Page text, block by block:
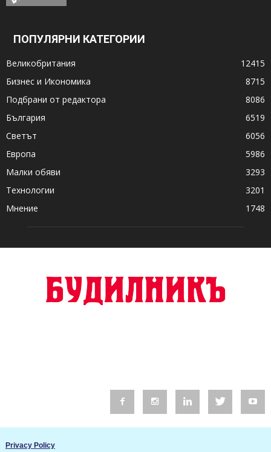
ПОПУЛЯРНИ КАТЕГОРИИ
Великобритания
12415
Бизнес и Икономика
8715
Подбрани от редактора
8086
България
6519
Светът
6056
Европа
5986
Малки обяви
3293
Технологии
3201
Мнение
1748
Privacy Policy